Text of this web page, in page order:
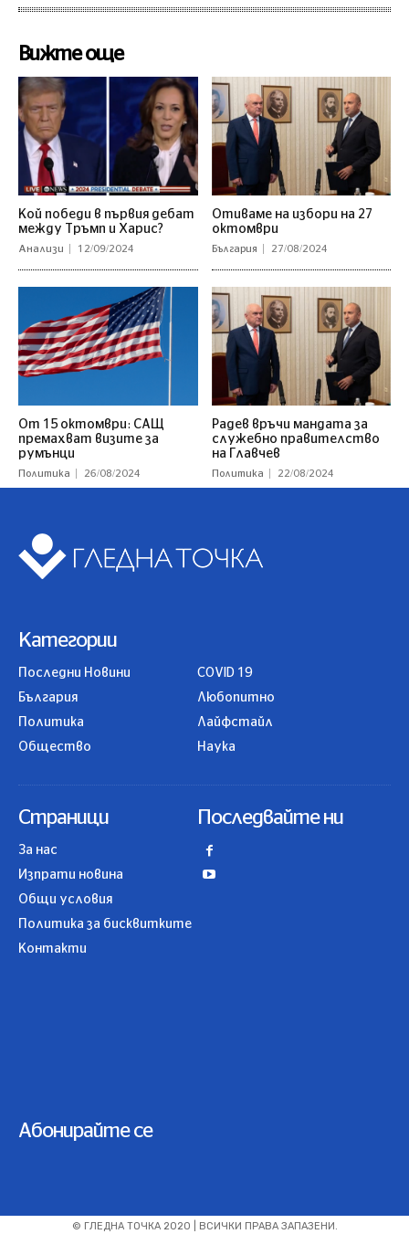
Вижте още
Кой победи в първия дебат
между Тръмп и Харис?
Анализи 12/09/2024
Отиваме на избори на 27
октомври
България 27/08/2024
От 15 октомври: САЩ
премахват визите за
румънци
Политика 26/08/2024
Радев връчи мандата за
служебно правителство
на Главчев
Политика 22/08/2024
Категории
Последни Новини
България
Политика
Общество
COVID 19
Любопитно
Лайфстайл
Наука
Страници
За нас
Изпрати новина
Общи условия
Политика за бисквитките
Контакти
Последвайте ни
Абонирайте се
© ГЛЕДНА ТОЧКА 2020 | ВСИЧКИ ПРАВА ЗАПАЗЕНИ.